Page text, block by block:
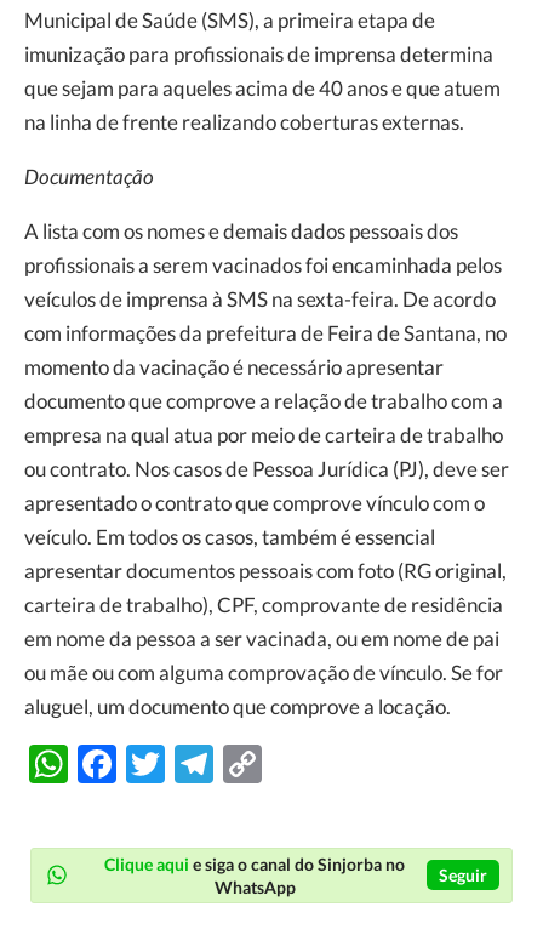
Municipal de Saúde (SMS), a primeira etapa de
imunização para profissionais de imprensa determina
que sejam para aqueles acima de 40 anos e que atuem
na linha de frente realizando coberturas externas.
Documentação
A lista com os nomes e demais dados pessoais dos
profissionais a serem vacinados foi encaminhada pelos
veículos de imprensa à SMS na sexta-feira. De acordo
com informações da prefeitura de Feira de Santana, no
momento da vacinação é necessário apresentar
documento que comprove a relação de trabalho com a
empresa na qual atua por meio de carteira de trabalho
ou contrato. Nos casos de Pessoa Jurídica (PJ), deve ser
apresentado o contrato que comprove vínculo com o
veículo. Em todos os casos, também é essencial
apresentar documentos pessoais com foto (RG original,
carteira de trabalho), CPF, comprovante de residência
em nome da pessoa a ser vacinada, ou em nome de pai
ou mãe ou com alguma comprovação de vínculo. Se for
aluguel, um documento que comprove a locação.
WhatsApp
Facebook
TwitterTelegram
Clique aqui e siga o canal do Sinjorba no
WhatsApp
Seguir